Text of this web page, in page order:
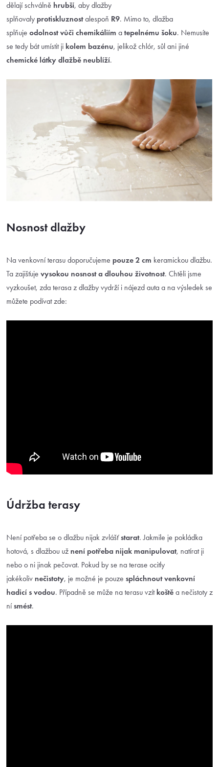
dělají schválně hrubší, aby dlažby
splňovaly protiskluznostalespoň R9. Mimo to, dlažba
splňuje odolnost vůči chemikáliím a tepelnému šoku. Nemusíte
se tedy bát umístit ji kolem bazénu, jelikož chlór, sůl ani jiné
chemické látky dlažbě neublíží.
Nosnost dlažby
Na venkovní terasu doporučujeme pouze 2 cm keramickou dlažbu.
Ta zajišťuje vysokou nosnost a dlouhou životnost. Chtěli jsme
vyzkoušet, zda terasa z dlažby vydrží i nájezd auta a na výsledek se
můžete podívat zde:
Údržba terasy
Není potřeba se o dlažbu nijak zvlášťstarat. Jakmile je pokládka
hotová, s dlažbou už není potřeba nijak manipulovat, natírat ji
nebo o ni jinak pečovat. Pokud by se na terase ocitly
jakékoliv nečistoty, je možné je pouze spláchnout venkovní
hadicí s vodou. Případně se může na terasu vzít koště a nečistoty z
nísmést.